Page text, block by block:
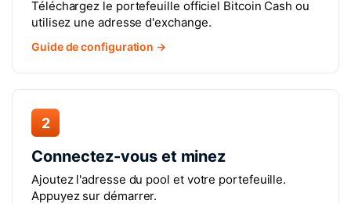
Téléchargez le portefeuille officiel Bitcoin Cash ou
utilisez une adresse d'exchange.
Guide de configuration →
2
Connectez-vous et minez
Ajoutez l'adresse du pool et votre portefeuille.
Appuyez sur démarrer.